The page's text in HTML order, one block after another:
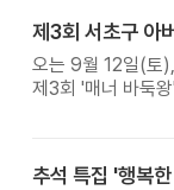
오는 9월 12일(토
제3회 '매너 바둑
추석 특집 '행복